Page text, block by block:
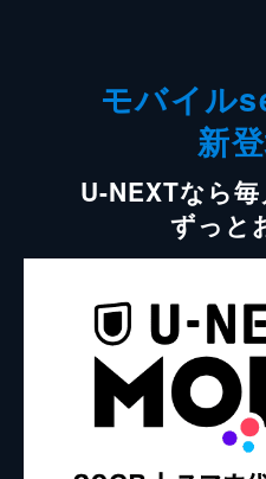
モバイル
新
U-NEXTなら
ずっと